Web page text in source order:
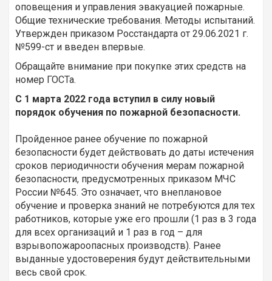
оповещения и управления эвакуацией пожарные.
Общие технические требования. Методы испытаний.
Утвержден приказом Росстандарта от 29.06.2021 г.
№599-ст и введен впервые.
Обращайте внимание при покупке этих средств на
номер ГОСТа.
С 1 марта 2022 года вступил в силу новый
порядок обучения по пожарной безопасности.
Пройденное ранее обучение по пожарной
безопасности будет действовать до даты истечения
сроков периодичности обучения мерам пожарной
безопасности, предусмотренных приказом МЧС
России №645. Это означает, что внеплановое
обучение и проверка знаний не потребуются для тех
работников, которые уже его прошли (1 раз в 3 года
для всех организаций и 1 раз в год – для
взрывопожароопасных производств). Ранее
выданные удостоверения будут действительными
весь свой срок.